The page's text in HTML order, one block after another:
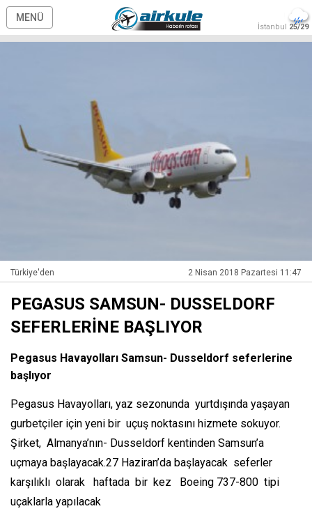
MENÜ
İstanbul 25/29
Türkiye'den 2 Nisan 2018 Pazartesi 11:47
PEGASUS SAMSUN- DUSSELDORF
SEFERLERİNE BAŞLIYOR
Pegasus Havayolları Samsun- Dusseldorf seferlerine
başlıyor
Pegasus Havayolları, yaz sezonunda yurtdışında yaşayan
gurbetçiler için yeni bir uçuş noktasını hizmete sokuyor.
Şirket, Almanya’nın- Dusseldorf kentinden Samsun’a
uçmaya başlayacak.27 Haziran’da başlayacak seferler
karşılıklı olarak haftada bir kez Boeing 737-800 tipi
uçaklarla yapılacak